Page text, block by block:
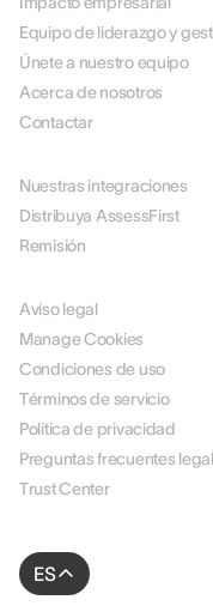
Equipo de liderazgo y
Únete a nuestro equipo
Acerca de nosotros
Contactar
Nuestras integraciones
Distribuya AssessFirst
Remisión
Aviso legal
Manage Cookies
Condiciones de uso
Términos de servicio
Política de privacidad
Preguntas frecuentes
Trust Center
ES